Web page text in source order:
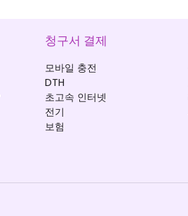
청구서 결제
모바일 충전
DTH
초고속 인터넷
전기
보험